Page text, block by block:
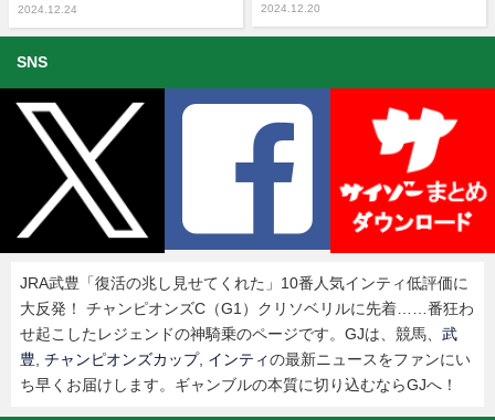
2024.12.24 2024.12.20
SNS
JRA武豊「復活の兆し見せてくれた」10番人気インティ低評価に
大反発！ チャンピオンズC（G1）クリソベリルに先着……番狂わ
せ起こしたレジェンドの神騎乗のページです。GJは、競馬、 武
豊 チャンピオンズカップ, インティの最新ニュースをファンにい
ち早くお届けします。ギャンブルの本質に切り込むならGJへ！